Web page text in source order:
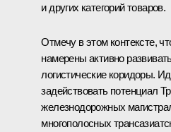
и других категорий товаров.
Отмечу в этом контексте,
намерены активно
логистические коридоры.
задействовать потенциал
железнодорожных
многополосных